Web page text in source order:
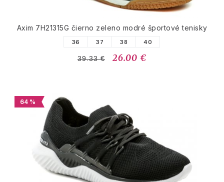
Axim 7H21315G čierno zeleno modré športové tenisky
36 37 38 40
39.33 € 26.00 €
64 %